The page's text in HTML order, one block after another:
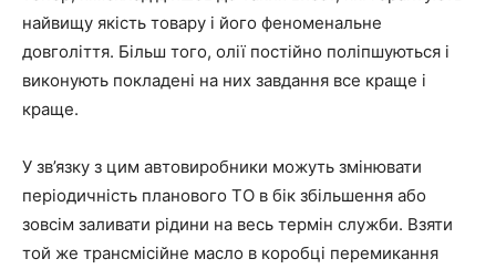
найвищу якість товару і його феноменальне
довголіття. Більш того, олії постійно поліпшуються і
виконують покладені на них завдання все краще і
краще.
У зв’язку з цим автовиробники можуть змінювати
періодичність планового ТО в бік збільшення або
зовсім заливати рідини на весь термін служби. Взяти
той же трансмісійне масло в коробці перемикання